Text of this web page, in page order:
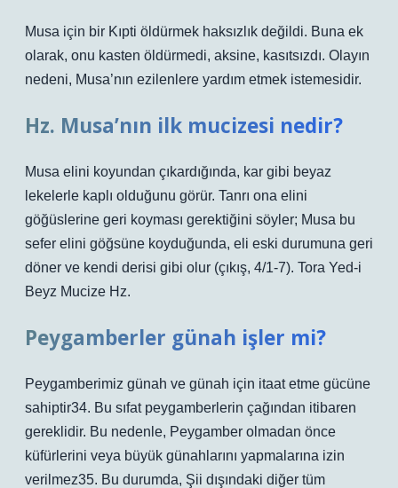
Musa için bir Kıpti öldürmek haksızlık değildi. Buna ek
olarak, onu kasten öldürmedi, aksine, kasıtsızdı. Olayın
nedeni, Musa’nın ezilenlere yardım etmek istemesidir.
Hz. Musa’nın ilk mucizesi nedir?
Musa elini koyundan çıkardığında, kar gibi beyaz
lekelerle kaplı olduğunu görür. Tanrı ona elini
göğüslerine geri koyması gerektiğini söyler; Musa bu
sefer elini göğsüne koyduğunda, eli eski durumuna geri
döner ve kendi derisi gibi olur (çıkış, 4/1-7). Tora Yed-i
Beyz Mucize Hz.
Peygamberler günah işler mi?
Peygamberimiz günah ve günah için itaat etme gücüne
sahiptir34. Bu sıfat peygamberlerin çağından itibaren
gereklidir. Bu nedenle, Peygamber olmadan önce
küfürlerini veya büyük günahlarını yapmalarına izin
verilmez35. Bu durumda, Şii dışındaki diğer tüm